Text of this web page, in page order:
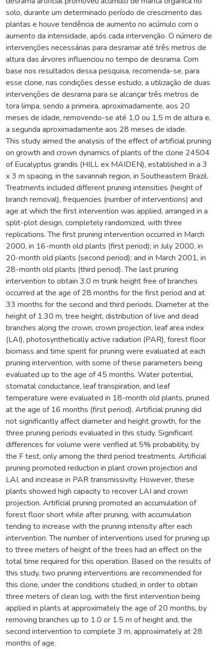
solo, durante um determinado período de crescimento das
plantas e houve tendência de aumento no acúmulo com o
aumento da intensidade, após cada intervenção. O número de
intervenções necessárias para desramar até três metros de
altura das árvores influenciou no tempo de desrama. Com
base nos resultados dessa pesquisa, recomenda-se, para
esse clone, nas condições desse estudo, a utilização de duas
intervenções de desrama para se alcançar três metros de
tora limpa, sendo a primeira, aproximadamente, aos 20
meses de idade, removendo-se até 1,0 ou 1,5 m de altura e,
a segunda aproximadamente aos 28 meses de idade.
This study aimed the analysis of the effect of artificial pruning
on growth and crown dynamics of plants of the clone 24504
of Eucalyptus grandis (HILL ex MAIDEN), established in a 3
x 3 m spacing, in the savannah region, in Southeastern Brazil.
Treatments included different pruning intensities (height of
branch removal), frequencies (number of interventions) and
age at which the first intervention was applied, arranged in a
split-plot design, completely randomized, with three
replications. The first pruning intervention occurred in March
2000, in 16-month old plants (first period); in July 2000, in
20-month old plants (second period); and in March 2001, in
28-month old plants (third period). The last pruning
intervention to obtain 3.0 m trunk height free of branches
occurred at the age of 28 months for the first period and at
33 months for the second and third periods. Diameter at the
height of 1.30 m, tree height, distribution of live and dead
branches along the crown, crown projection, leaf area index
(LAI), photosynthetically active radiation (PAR), forest floor
biomass and time spent for pruning were evaluated at each
pruning intervention, with some of these parameters being
evaluated up to the age of 45 months. Water potential,
stomatal conductance, leaf transpiration, and leaf
temperature were evaluated in 18-month old plants, pruned
at the age of 16 months (first period). Artificial pruning did
not significantly affect diameter and height growth, for the
three pruning periods evaluated in this study. Significant
differences for volume were verified at 5% probability, by
the F test, only among the third period treatments. Artificial
pruning promoted reduction in plant crown projection and
LAI, and increase in PAR transmissivity. However, these
plants showed high capacity to recover LAI and crown
projection. Artificial pruning promoted an accumulation of
forest floor short while after pruning, with accumulation
tending to increase with the pruning intensity after each
intervention. The number of interventions used for pruning up
to three meters of height of the trees had an effect on the
total time required for this operation. Based on the results of
this study, two pruning interventions are recommended for
this clone, under the conditions studied, in order to obtain
three meters of clean log, with the first intervention being
applied in plants at approximately the age of 20 months, by
removing branches up to 1.0 or 1.5 m of height and, the
second intervention to complete 3 m, approximately at 28
months of age.